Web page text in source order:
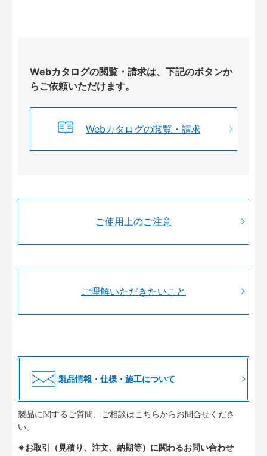
Webカタログの閲覧・請求は、下記のボタンか
らご依頼いただけます。
Webカタログの閲覧・請求
ご使用上のご注意
ご理解いただきたいこと
製品情報・仕様・施工について
製品に関するご質問、ご相談はこちらからお問合せくださ
い。
※お取引（見積り、注文、納期等）に関わるお問い合わせ